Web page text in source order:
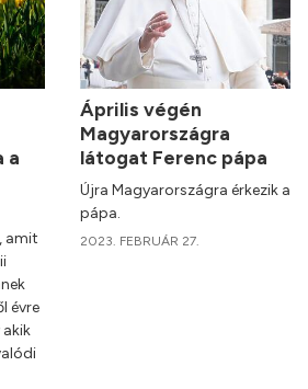
a
amit
évre
akik
Április végén
Magyarországra
látogat Ferenc pápa
Újra Magyarországra érkezik a
pápa.
2023. FEBRUÁR 27.